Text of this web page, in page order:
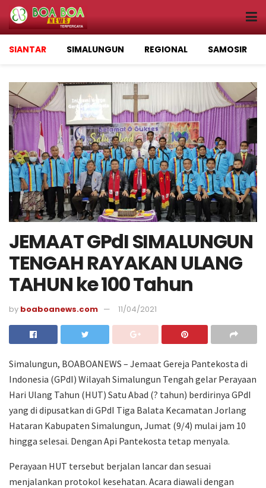
SIANTAR SIMALUNGUN REGIONAL SAMOSIR
JEMAAT GPdI SIMALUNGUN
TENGAH RAYAKAN ULANG
TAHUN ke 100 Tahun
by boaboanews.com 11/04/2021
Simalungun, BOABOANEWS – Jemaat Gereja Pantekosta di
Indonesia (GPdI) Wilayah Simalungun Tengah gelar Perayaan
Hari Ulang Tahun (HUT) Satu Abad (? tahun) berdirinya GPdI
yang di dipusatkan di GPdI Tiga Balata Kecamatan Jorlang
Hataran Kabupaten Simalungun, Jumat (9/4) mulai jam 10
hingga selesai. Dengan Api Pantekosta tetap menyala.
Perayaan HUT tersebut berjalan lancar dan sesuai
menjalankan protokol kesehatan. Acara diawali dengan